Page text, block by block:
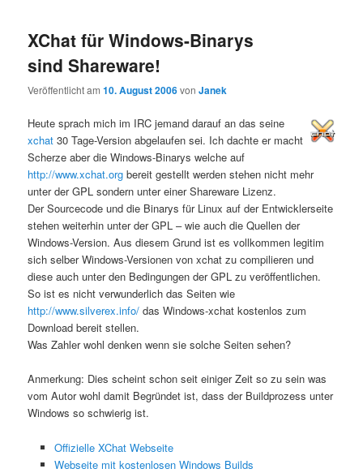
XChat für Windows-Binarys
sind Shareware!
Veröffentlicht am10. August 2006vonJanek
Heute sprach mich im IRC jemand darauf an das seine
xchat 30 Tage-Version abgelaufen sei. Ich dachte er macht
Scherze aber die Windows-Binarys welche auf
http://www.xchat.org bereit gestellt werden stehen nicht mehr
unter der GPL sondern unter einer Shareware Lizenz.
Der Sourcecode und die Binarys für Linux auf der Entwicklerseite
stehen weiterhin unter der GPL – wie auch die Quellen der
Windows-Version. Aus diesem Grund ist es vollkommen legitim
sich selber Windows-Versionen von xchat zu compilieren und
diese auch unter den Bedingungen der GPL zu veröffentlichen.
So ist es nicht verwunderlich das Seiten wie
http://www.silverex.info/ das Windows-xchat kostenlos zum
Download bereit stellen.
Was Zahler wohl denken wenn sie solche Seiten sehen?
Anmerkung: Dies scheint schon seit einiger Zeit so zu sein was
vom Autor wohl damit Begründet ist, dass der Buildprozess unter
Windows so schwierig ist.
Offizielle XChat Webseite
Webseite mit kostenlosen Windows Builds